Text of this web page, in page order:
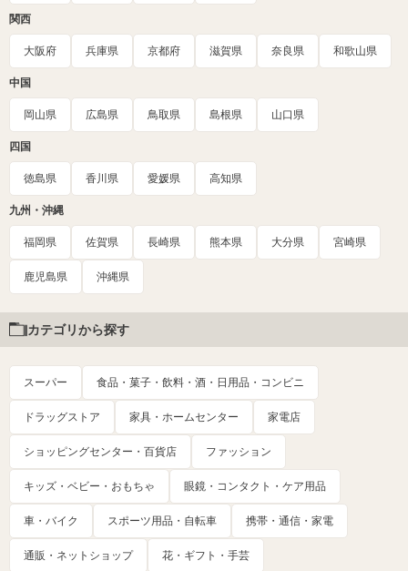
関西
大阪府 兵庫県 京都府 滋賀県 奈良県 和歌山県
中国
岡山県 広島県 鳥取県 島根県 山口県
四国
徳島県 香川県 愛媛県 高知県
九州・沖縄
福岡県 佐賀県 長崎県 熊本県 大分県 宮崎県
鹿児島県 沖縄県
カテゴリから探す
スーパー 食品・菓子・飲料・酒・日用品・コンビニ
ドラッグストア 家具・ホームセンター 家電店
ショッピングセンター・百貨店 ファッション
キッズ・ベビー・おもちゃ 眼鏡・コンタクト・ケア用品
車・バイク スポーツ用品・自転車 携帯・通信・家電
通販・ネットショップ 花・ギフト・手芸